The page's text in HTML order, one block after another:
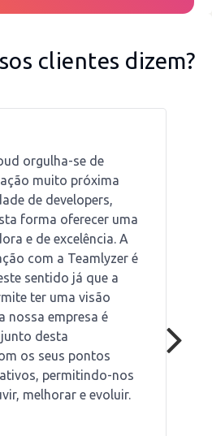
demonstração agora
clientes dizem?
orgulha-se de
muito próxima
de developers,
forma oferecer uma
e de excelência. A
com a Teamlyzer é
sentido já que a
ter uma visão
nossa empresa é
desta
os seus pontos
permitindo-nos
melhorar e evoluir.